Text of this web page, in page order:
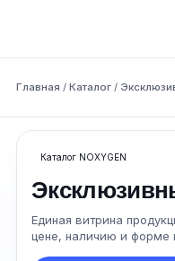
Главная / Каталог/
Каталог NOXYGEN
Единая витрина
цене, наличию и форме